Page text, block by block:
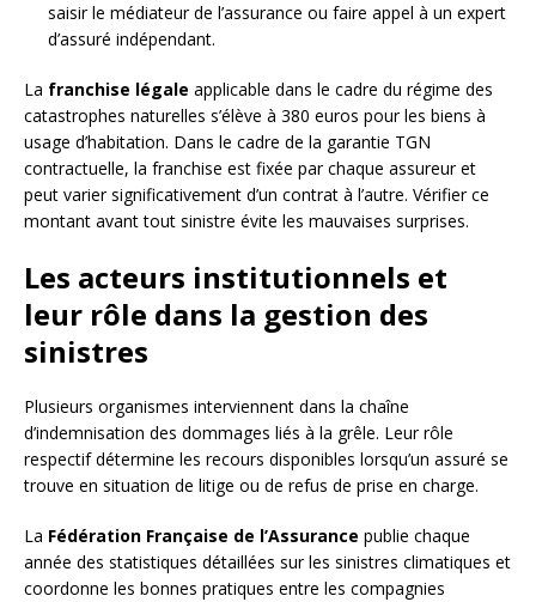
saisir le médiateur de l’assurance ou faire appel à un expert
d’assuré indépendant.
La franchise légale applicable dans le cadre du régime des
catastrophes naturelles s’élève à 380 euros pour les biens à
usage d’habitation. Dans le cadre de la garantie TGN
contractuelle, la franchise est fixée par chaque assureur et
peut varier significativement d’un contrat à l’autre. Vérifier ce
montant avant tout sinistre évite les mauvaises surprises.
Les acteurs institutionnels et
leur rôle dans la gestion des
sinistres
Plusieurs organismes interviennent dans la chaîne
d’indemnisation des dommages liés à la grêle. Leur rôle
respectif détermine les recours disponibles lorsqu’un assuré se
trouve en situation de litige ou de refus de prise en charge.
La Fédération Française de l’Assurance publie chaque
année des statistiques détaillées sur les sinistres climatiques et
coordonne les bonnes pratiques entre les compagnies